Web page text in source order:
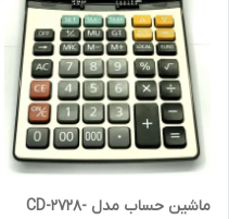
ماشین حساب مدل CD-2728-